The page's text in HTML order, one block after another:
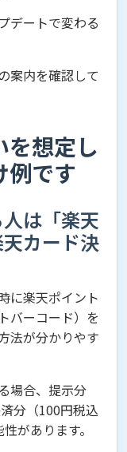
デートで変わる
案内を確認して
を想定し
例です
は「楽天
カード決
に楽天ポイント
バーコード）を
法が分かりやす
場合、提示分
分（100円税込
があります。